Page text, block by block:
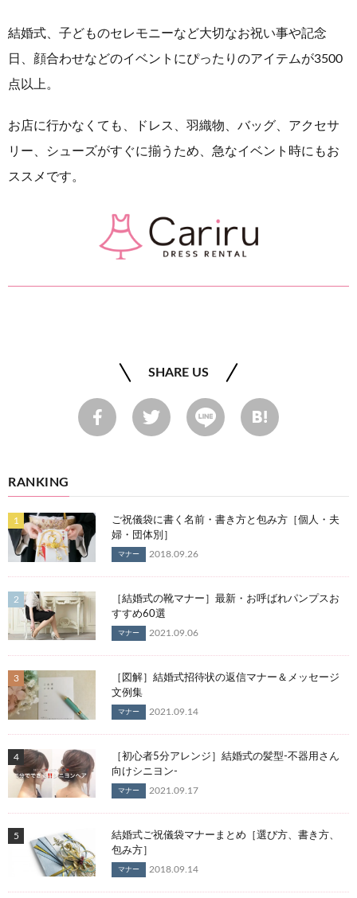
結婚式、子どものセレモニーなど大切なお祝い事や記念
日、顔合わせなどのイベントにぴったりのアイテムが3500
点以上。
お店に行かなくても、ドレス、羽織物、バッグ、アクセサ
リー、シューズがすぐに揃うため、急なイベント時にもお
ススメです。
SHARE US
RANKING
ご祝儀袋に書く名前・書き方と包み方［個人・夫
婦・団体別］
マナー 2018.09.26
［結婚式の靴マナー］最新・お呼ばれパンプスお
すすめ60選
マナー 2021.09.06
［図解］結婚式招待状の返信マナー＆メッセージ
文例集
マナー 2021.09.14
［初心者5分アレンジ］結婚式の髪型-不器用さん
向けシニヨン-
マナー 2021.09.17
結婚式ご祝儀袋マナーまとめ［選び方、書き方、
包み方］
マナー 2018.09.14